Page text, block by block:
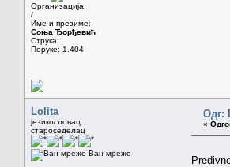
Организација:
/
Име и презиме:
Соња Ђорђевић
Струка:
Поруке: 1.404
Lolita
језикословац
староседелац
Ван мреже
Одг:
«